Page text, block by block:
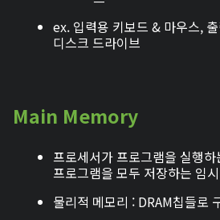
ex. 입력용 키보드 & 마우스,
디스크 드라이브
Main Memory
프로세서가 프로그램을 실행
프로그램을 모두 저장하는 임
물리적 메모리 : DRAM칩들로